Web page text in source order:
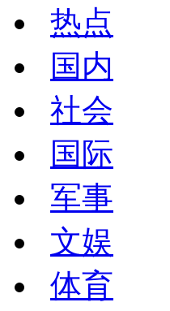
热点
国内
社会
国际
军事
文娱
体育